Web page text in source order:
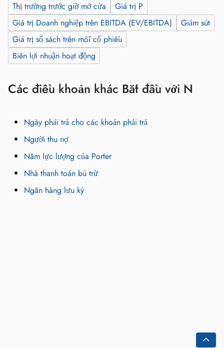
Thị trường trước giờ mở cửa
Giá trị P
Giá trị Doanh nghiệp trên EBITDA (EV/EBITDA)
Giảm sút
Giá trị sổ sách trên mỗi cổ phiếu
Biên lợi nhuận hoạt động
Các điều khoản khác Bắt đầu với N
Ngày phải trả cho các khoản phải trả
Người thu nợ
Năm lực lượng của Porter
Nhà thanh toán bù trừ
Ngân hàng lưu ký